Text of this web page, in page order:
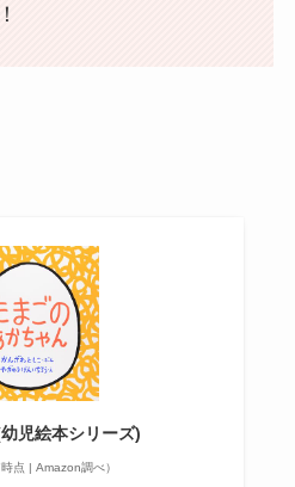
児絵本シリーズ)
点 | Amazon調べ）